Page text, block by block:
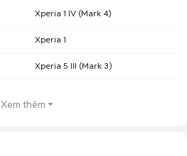
Xperia 1 IV (Mark 4)
Xperia 1
Xperia 5 III (Mark 3)
Xem thêm